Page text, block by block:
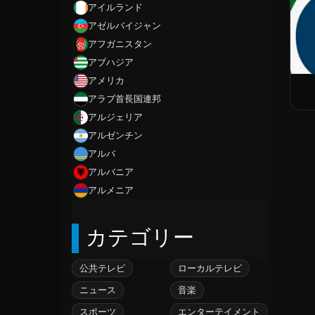
アイルランド
アゼルバイジャン
アフガニスタン
アブハジア
アメリカ
アラブ首長国連邦
アルジェリア
アルゼンチン
アルバ
アルバニア
アルメニア
アンティグアバーブーダ
アンドラ
イエメン
イギリス
カテゴリー
公共テレビ ローカルテレビ
ニュース 音楽
スポーツ エンターテイメント